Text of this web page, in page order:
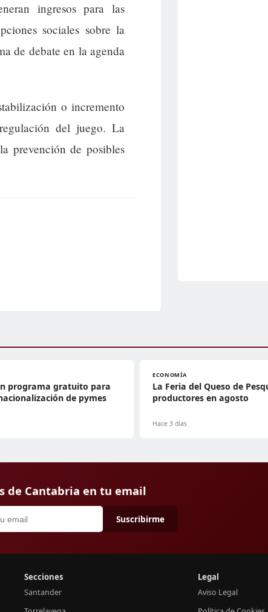
ingresos para las
sociales sobre la
de debate en la agenda
o incremento
del juego. La
prevención de posibles
programa gratuito para
de pymes
ECONOMÍA
La Feria del Queso de
productores en agosto
Hace 3 días
de Cantabria en tu email
Suscribirme
Secciones
Santander
Legal
Aviso Legal